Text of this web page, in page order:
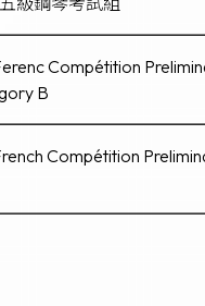
Compétition
B
Compétition